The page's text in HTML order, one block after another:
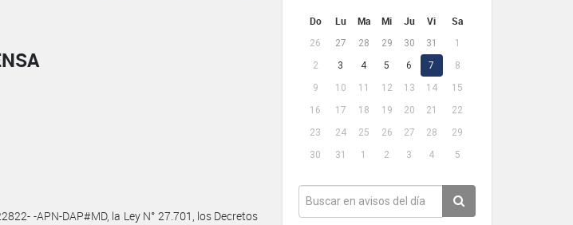
Do Lu Ma Mi Ju Vi Sa
26 27 28 29 30 31
1
2
3 4 5 6 7
8
9
10 11 12 13 14
15
16
17 18 19 20 21
22
23
24 25 26 27 28
29
30
31 1 2 3 4 5
-APN-DAP#MD, la Ley N° 27.701, los Decretos